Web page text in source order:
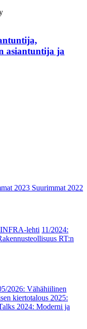
asiantuntija ja
2023 Suurimmat 2022
lehti 11/2024:
RT:n
2026: Vähähiilinen
kiertotalous 2025:
2024: Moderni ja